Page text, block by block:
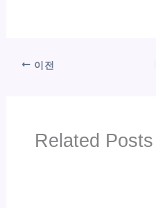
이전
Related Posts